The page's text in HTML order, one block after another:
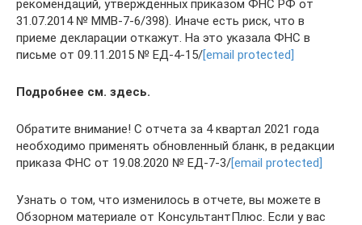
рекомендаций, утвержденных приказом ФНС РФ от
31.07.2014 № ММВ-7-6/398). Иначе есть риск, что в
приеме декларации откажут. На это указала ФНС в
письме от 09.11.2015 № ЕД-4-15/[email protected]
Подробнее см. здесь.
Обратите внимание! С отчета за 4 квартал 2021 года
необходимо применять обновленный бланк, в редакции
приказа ФНС от 19.08.2020 № ЕД-7-3/[email protected]
Узнать о том, что изменилось в отчете, вы можете в
Обзорном материале от КонсультантПлюс. Если у вас